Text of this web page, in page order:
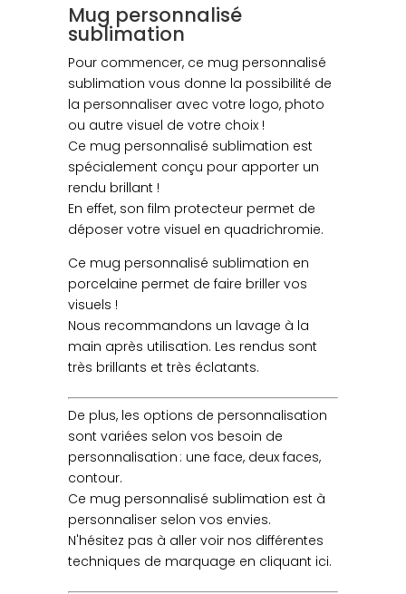
Mug personnalisé
sublimation
Pour commencer, ce mug personnalisé
sublimation vous donne la possibilité de
la personnaliser avec votre logo, photo
ou autre visuel de votre choix !
Ce mug personnalisé sublimation est
spécialement conçu pour apporter un
rendu brillant !
En effet, son film protecteur permet de
déposer votre visuel en quadrichromie.
Ce mug personnalisé sublimation en
porcelaine permet de faire briller vos
visuels !
Nous recommandons un lavage à la
main après utilisation. Les rendus sont
très brillants et très éclatants.
De plus, les options de personnalisation
sont variées selon vos besoin de
personnalisation : une face, deux faces,
contour.
Ce mug personnalisé sublimation est à
personnaliser selon vos envies.
N'hésitez pas à aller voir nos différentes
techniques de marquage en cliquant ici.